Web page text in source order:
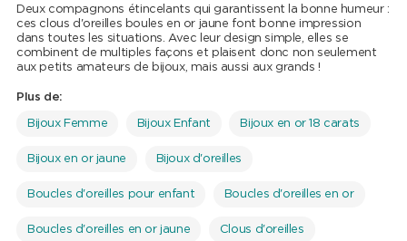
Deux compagnons étincelants qui garantissent la bonne humeur :
ces clous d'oreilles boules en or jaune font bonne impression
dans toutes les situations. Avec leur design simple, elles se
combinent de multiples façons et plaisent donc non seulement
aux petits amateurs de bijoux, mais aussi aux grands !
Plus de:
Bijoux Femme Bijoux Enfant Bijoux en or 18 carats
Bijoux en or jaune Bijoux d'oreilles
Boucles d'oreilles pour enfant Boucles d'oreilles en or
Boucles d'oreilles en or jaune Clous d'oreilles